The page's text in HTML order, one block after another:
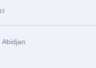
Abidjan